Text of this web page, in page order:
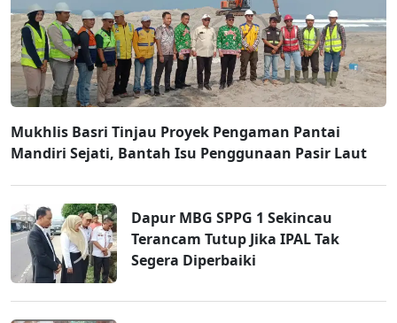
Mukhlis Basri Tinjau Proyek Pengaman Pantai
Mandiri Sejati, Bantah Isu Penggunaan Pasir Laut
Dapur MBG SPPG 1 Sekincau
Terancam Tutup Jika IPAL Tak
Segera Diperbaiki